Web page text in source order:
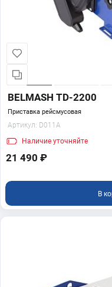
BELMASH TD-2200
Приставка рейсмусовая
Артикул: D011A
Наличие уточняйте
21 490 ₽
В